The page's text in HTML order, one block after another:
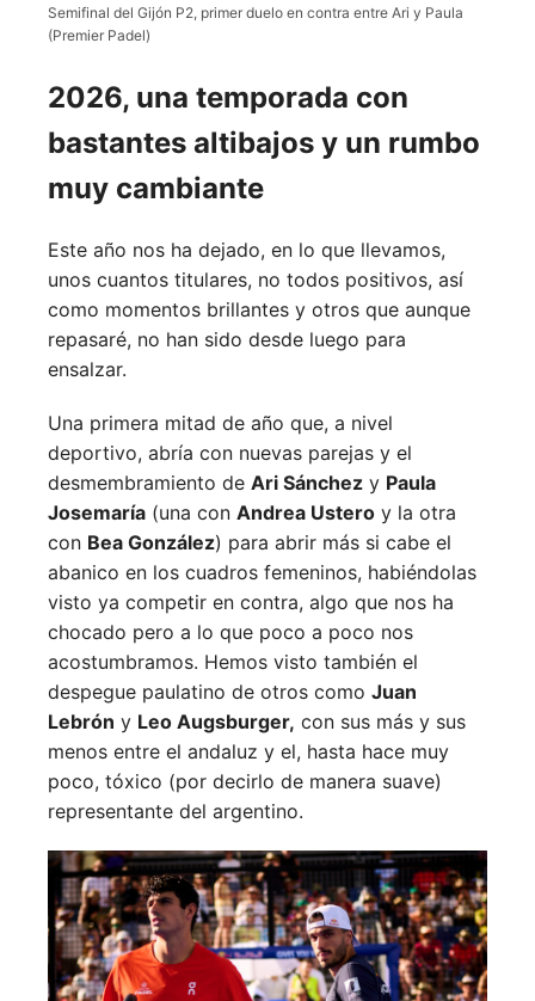
Semifinal del Gijón P2, primer duelo en contra entre Ari y Paula
(Premier Padel)
2026, una temporada con
bastantes altibajos y un rumbo
muy cambiante
Este año nos ha dejado, en lo que llevamos,
unos cuantos titulares, no todos positivos, así
como momentos brillantes y otros que aunque
repasaré, no han sido desde luego para
ensalzar.
Una primera mitad de año que, a nivel
deportivo, abría con nuevas parejas y el
desmembramiento de Ari Sánchez y Paula
Josemaría (una con Andrea Ustero y la otra
con Bea González) para abrir más si cabe el
abanico en los cuadros femeninos, habiéndolas
visto ya competir en contra, algo que nos ha
chocado pero a lo que poco a poco nos
acostumbramos. Hemos visto también el
despegue paulatino de otros como Juan
Lebrón y Leo Augsburger, con sus más y sus
menos entre el andaluz y el, hasta hace muy
poco, tóxico (por decirlo de manera suave)
representante del argentino.